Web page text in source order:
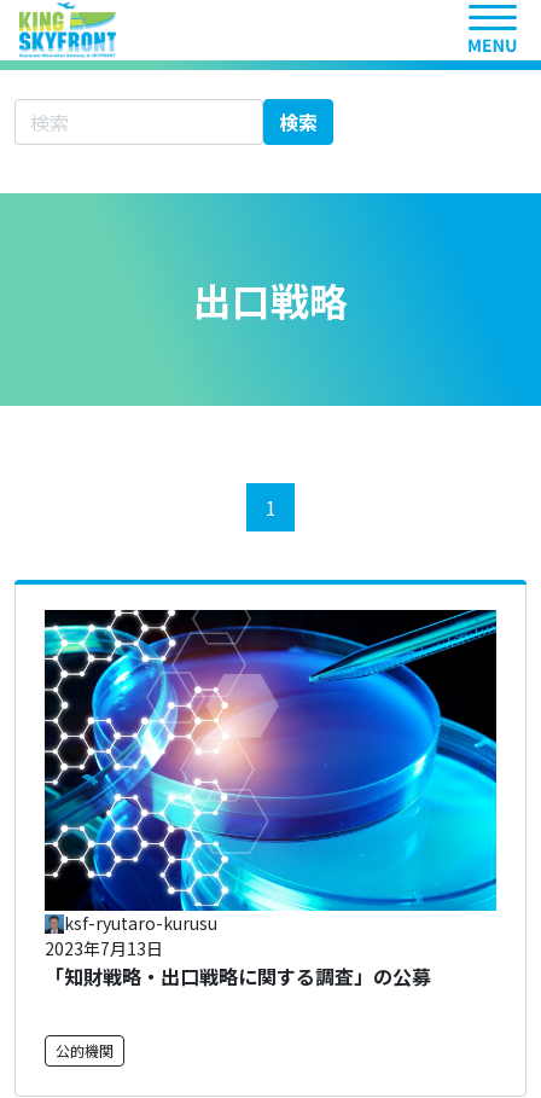
ヘッ
サイト内検索 検索
出口戦略
1
「知財戦略・出口戦略に関する調査」の公募
2023年7月13日
ksf-ryutaro-kurusu
公的機関